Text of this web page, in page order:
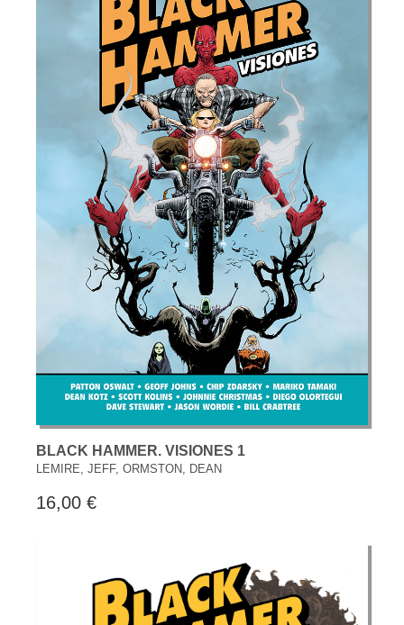
BLACK HAMMER. VISIONES 1
LEMIRE, JEFF, ORMSTON, DEAN
16,00 €